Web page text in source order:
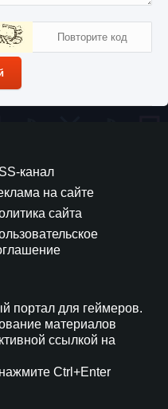
канал
на сайте
сайта
портал для геймеров.
материалов
ссылкой на
Ctrl+Enter